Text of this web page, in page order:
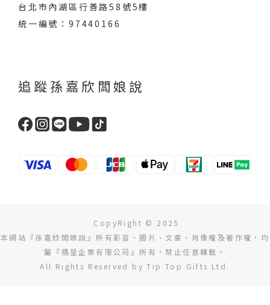
台北市內湖區行善路58號5樓
統一編號：97440166
追蹤孫嘉欣闆娘說
CopyRight © 2025
本網站『孫嘉欣闆娘說』所有影音、圖片、文章、肖像權及著作權，均
屬『橋星企業有限公司』所有，禁止任意轉載。
All Rights Reserved by Tip Top Gifts Ltd.